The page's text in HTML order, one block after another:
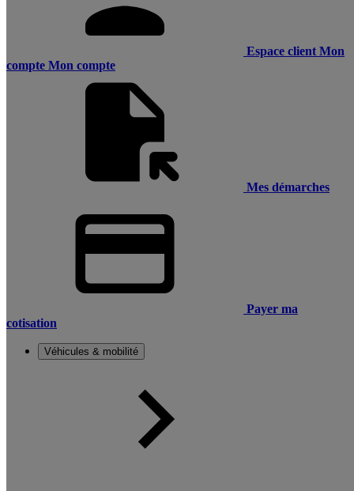
Espace client Mon
compte Mon compte
Mes démarches
Payer ma
cotisation
Véhicules & mobilité